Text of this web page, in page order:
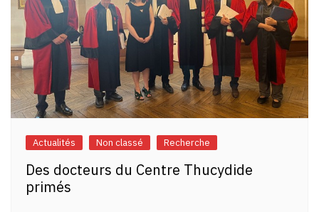
Actualités Non classé Recherche
Des docteurs du Centre Thucydide
primés